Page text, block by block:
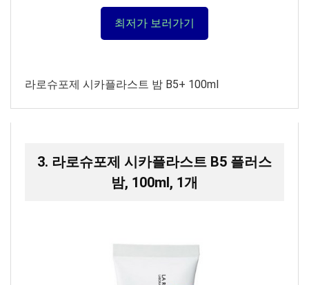
최저가 보러가기
라로슈포제 시카플라스트 밤 B5+ 100ml
3. 라로슈포제 시카플라스트 B5 플러스
밤, 100ml, 1개